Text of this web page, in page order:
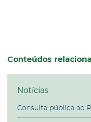
Conteúdos
Notícias
Consulta pública ao